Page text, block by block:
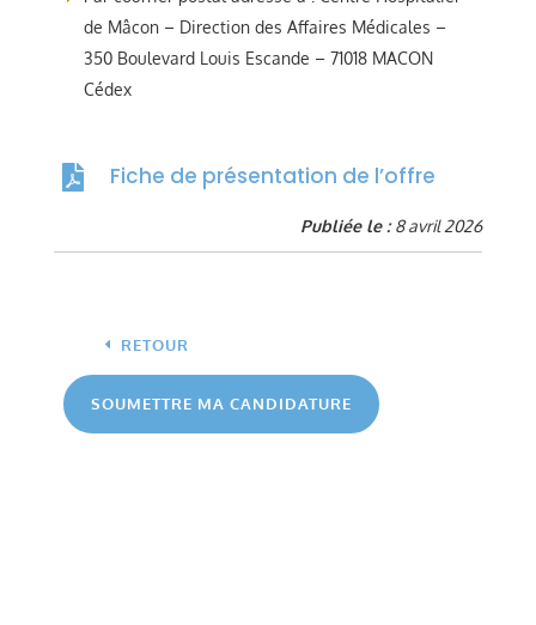
de Mâcon – Direction des Affaires Médicales –
350 Boulevard Louis Escande – 71018 MACON
Cédex
 Fiche de présentation de l’offre
Publiée le :8 avril 2026
RETOUR
SOUMETTRE MA CANDIDATURE